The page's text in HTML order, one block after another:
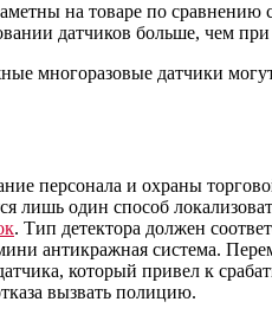
на товаре по
датчиков больше, чем при
многоразовые датчики
персонала и охраны
лишь один способ
. Тип детектора должен
антикражная система.
который привел к
вызвать полицию.